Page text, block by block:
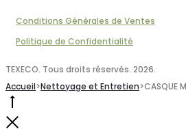
Conditions Générales de Ventes
Politique de Confidentialité
TEXECO. Tous droits réservés. 2026.
Accueil>Nettoyage et Entretien>CASQUE